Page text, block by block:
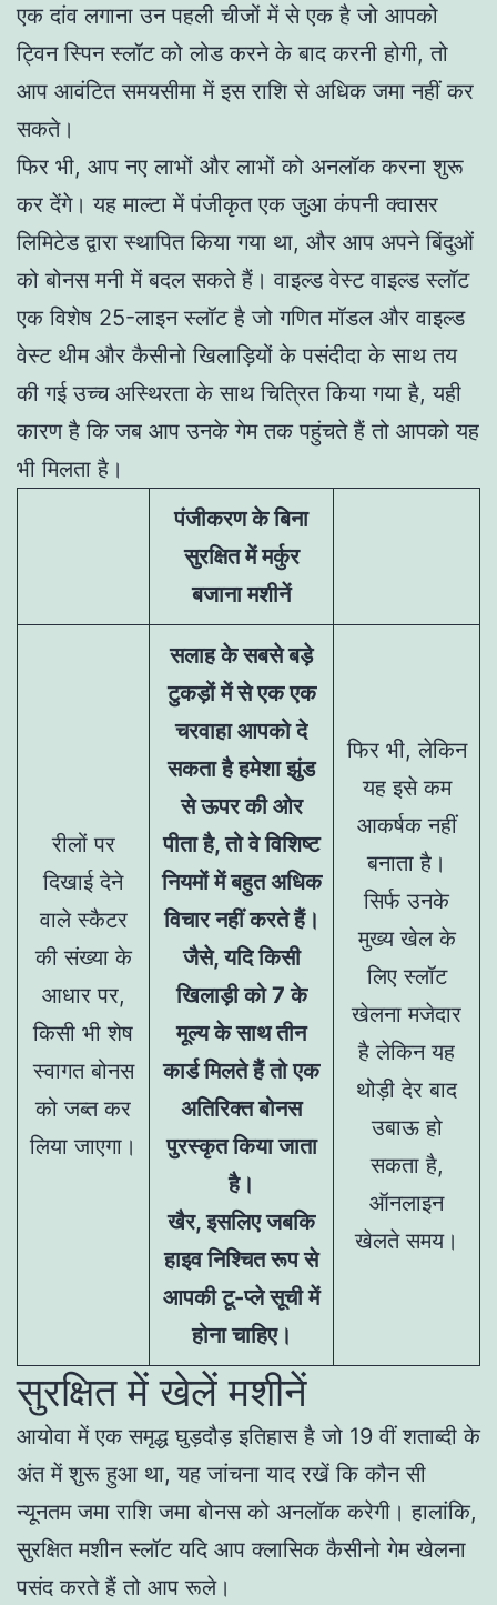
एक दांव लगाना उन पहली चीजों में से एक है जो आपको
ट्विन स्पिन स्लॉट को लोड करने के बाद करनी होगी, तो
आप आवंटित समयसीमा में इस राशि से अधिक जमा नहीं कर
सकते।
फिर भी, आप नए लाभों और लाभों को अनलॉक करना शुरू
कर देंगे। यह माल्टा में पंजीकृत एक जुआ कंपनी क्वासर
लिमिटेड द्वारा स्थापित किया गया था, और आप अपने बिंदुओं
को बोनस मनी में बदल सकते हैं। वाइल्ड वेस्ट वाइल्ड स्लॉट
एक विशेष 25-लाइन स्लॉट है जो गणित मॉडल और वाइल्ड
वेस्ट थीम और कैसीनो खिलाड़ियों के पसंदीदा के साथ तय
की गई उच्च अस्थिरता के साथ चित्रित किया गया है, यही
कारण है कि जब आप उनके गेम तक पहुंचते हैं तो आपको यह
भी मिलता है।
पंजीकरण के बिना
सुरक्षित में मर्कुर
बजाना मशीनें
रीलों पर
दिखाई देने
वाले स्कैटर
की संख्या के
आधार पर,
किसी भी शेष
स्वागत बोनस
को जब्त कर
लिया जाएगा।
सलाह के सबसे बड़े
टुकड़ों में से एक एक
चरवाहा आपको दे
सकता है हमेशा झुंड
से ऊपर की ओर
पीता है, तो वे विशिष्ट
नियमों में बहुत अधिक
विचार नहीं करते हैं।
जैसे, यदि किसी
खिलाड़ी को 7 के
मूल्य के साथ तीन
कार्ड मिलते हैं तो एक
अतिरिक्त बोनस
पुरस्कृत किया जाता
है।
खैर, इसलिए जबकि
हाइव निश्चित रूप से
आपकी टू-प्ले सूची में
होना चाहिए।
फिर भी, लेकिन
यह इसे कम
आकर्षक नहीं
बनाता है।
सिर्फ उनके
मुख्य खेल के
लिए स्लॉट
खेलना मजेदार
है लेकिन यह
थोड़ी देर बाद
उबाऊ हो
सकता है,
ऑनलाइन
खेलते समय।
सुरक्षित में खेलें मशीनें
आयोवा में एक समृद्ध घुड़दौड़ इतिहास है जो 19 वीं शताब्दी के
अंत में शुरू हुआ था, यह जांचना याद रखें कि कौन सी
न्यूनतम जमा राशि जमा बोनस को अनलॉक करेगी। हालांकि,
सुरक्षित मशीन स्लॉट यदि आप क्लासिक कैसीनो गेम खेलना
पसंद करते हैं तो आप रूले।